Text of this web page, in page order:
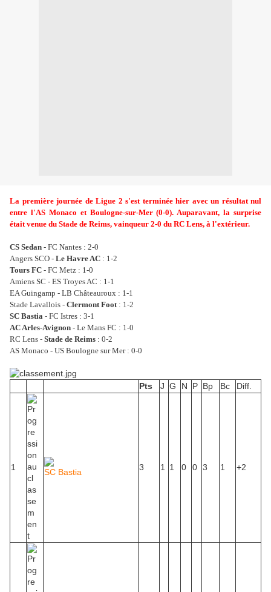
La première journée de Ligue 2 s'est terminée hier avec un résultat nul
entre l'AS Monaco et Boulogne-sur-Mer (0-0). Auparavant, la surprise
était venue du Stade de Reims, vainqueur 2-0 du RC Lens, à l'extérieur.
CS Sedan - FC Nantes : 2-0
Angers SCO - Le Havre AC : 1-2
Tours FC - FC Metz : 1-0
Amiens SC - ES Troyes AC : 1-1
EA Guingamp - LB Châteauroux : 1-1
Stade Lavallois - Clermont Foot: 1-2
SC Bastia - FC Istres : 3-1
AC Arles-Avignon - Le Mans FC : 1-0
RC Lens - Stade de Reims : 0-2
AS Monaco - US Boulogne sur Mer : 0-0
Pts J G N P Bp Bc Diff.
1 SC Bastia 3 1 1 0 0 3 1 +2